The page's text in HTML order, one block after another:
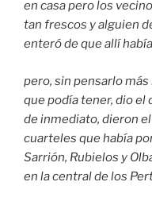
en casa pero los
tan frescos y alguien
enteró de que allí
pero, sin pensarlo
que podía tener, dio el
de inmediato, dieron
cuarteles que había
Sarrión, Rubielos y
en la central de los